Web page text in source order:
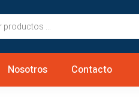
Nosotros Contacto